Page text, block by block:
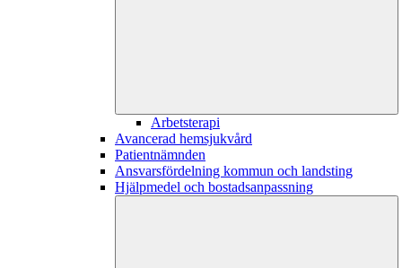
Arbetsterapi
Avancerad hemsjukvård
Patientnämnden
Ansvarsfördelning kommun och landsting
Hjälpmedel och bostadsanpassning